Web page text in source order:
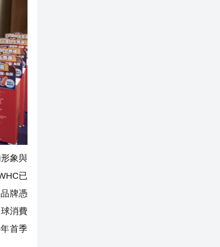
象與
已
牌憑
消費
首季